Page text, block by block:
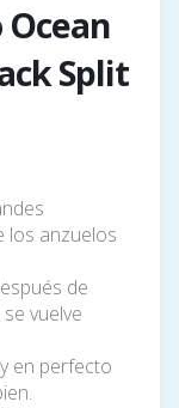
Split
los anzuelos
de
vuelve
en perfecto